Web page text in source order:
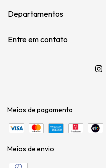
Departamentos
Entre em contato
Meios de pagamento
Meios de envio